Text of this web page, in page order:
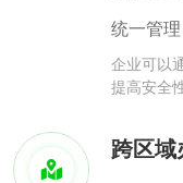
统一管理
企业可以
提高安全
跨区